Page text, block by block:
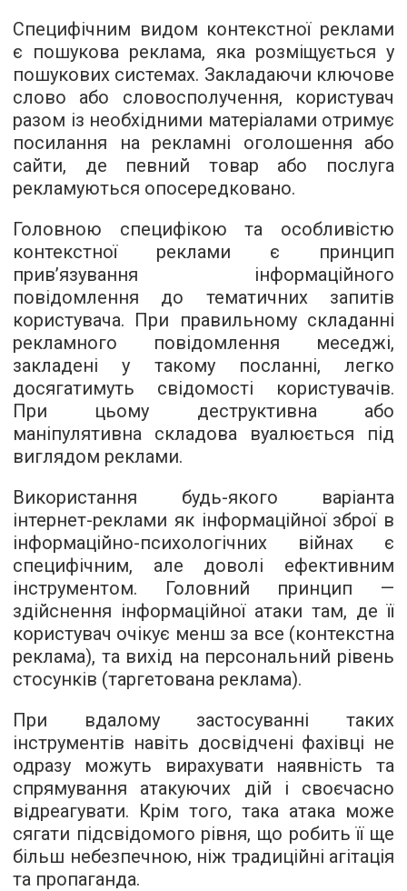
Специфічним видом контекстної реклами
є пошукова реклама, яка розміщується у
пошукових системах. Закладаючи ключове
слово або словосполучення, користувач
разом із необхідними матеріалами отримує
посилання на рекламні оголошення або
сайти, де певний товар або послуга
рекламуються опосередковано.
Головною специфікою та особливістю
контекстної реклами є принцип
прив’язування інформаційного
повідомлення до тематичних запитів
користувача. При правильному складанні
рекламного повідомлення меседжі,
закладені у такому посланні, легко
досягатимуть свідомості користувачів.
При цьому деструктивна або
маніпулятивна складова вуалюється під
виглядом реклами.
Використання будь-якого варіанта
інтернет-реклами як інформаційної зброї в
інформаційно-психологічних війнах є
специфічним, але доволі ефективним
інструментом. Головний принцип —
здійснення інформаційної атаки там, де її
користувач очікує менш за все (контекстна
реклама), та вихід на персональний рівень
стосунків (таргетована реклама).
При вдалому застосуванні таких
інструментів навіть досвідчені фахівці не
одразу можуть вирахувати наявність та
спрямування атакуючих дій і своєчасно
відреагувати. Крім того, така атака може
сягати підсвідомого рівня, що робить її ще
більш небезпечною, ніж традиційні агітація
та пропаганда.